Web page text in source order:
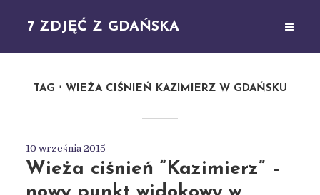
7 ZDJĘĆ Z GDAŃSKA
TAG WIEŻA CIŚNIEŃ KAZIMIERZ W GDAŃSKU
10 września 2015
Wieża ciśnień “Kazimierz” –